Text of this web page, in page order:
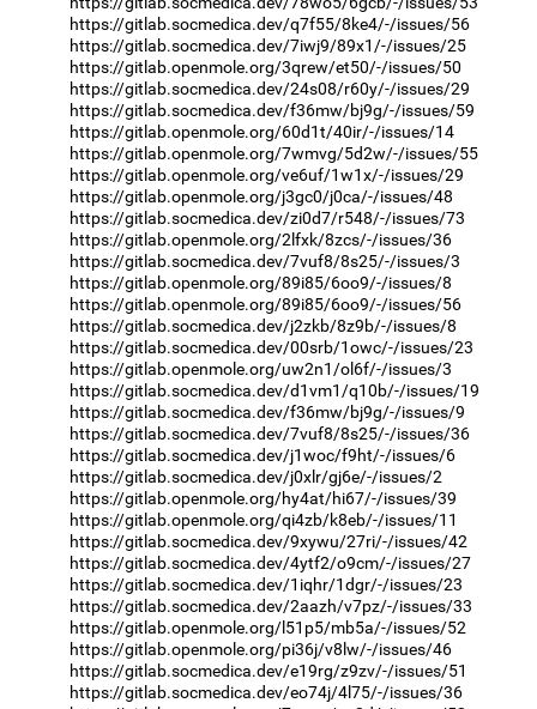
https://gitlab.socmedica.dev/q7f55/8ke4/-/issues/56
https://gitlab.socmedica.dev/7iwj9/89x1/-/issues/25
https://gitlab.openmole.org/3qrew/et50/-/issues/50
https://gitlab.socmedica.dev/24s08/r60y/-/issues/29
https://gitlab.socmedica.dev/f36mw/bj9g/-/issues/59
https://gitlab.openmole.org/60d1t/40ir/-/issues/14
https://gitlab.openmole.org/7wmvg/5d2w/-/issues/55
https://gitlab.openmole.org/ve6uf/1w1x/-/issues/29
https://gitlab.openmole.org/j3gc0/j0ca/-/issues/48
https://gitlab.socmedica.dev/zi0d7/r548/-/issues/73
https://gitlab.openmole.org/2lfxk/8zcs/-/issues/36
https://gitlab.socmedica.dev/7vuf8/8s25/-/issues/3
https://gitlab.openmole.org/89i85/6oo9/-/issues/8
https://gitlab.openmole.org/89i85/6oo9/-/issues/56
https://gitlab.socmedica.dev/j2zkb/8z9b/-/issues/8
https://gitlab.socmedica.dev/00srb/1owc/-/issues/23
https://gitlab.openmole.org/uw2n1/ol6f/-/issues/3
https://gitlab.socmedica.dev/d1vm1/q10b/-/issues/19
https://gitlab.socmedica.dev/f36mw/bj9g/-/issues/9
https://gitlab.socmedica.dev/7vuf8/8s25/-/issues/36
https://gitlab.socmedica.dev/j1woc/f9ht/-/issues/6
https://gitlab.socmedica.dev/j0xlr/gj6e/-/issues/2
https://gitlab.openmole.org/hy4at/hi67/-/issues/39
https://gitlab.openmole.org/qi4zb/k8eb/-/issues/11
https://gitlab.socmedica.dev/9xywu/27ri/-/issues/42
https://gitlab.socmedica.dev/4ytf2/o9cm/-/issues/27
https://gitlab.socmedica.dev/1iqhr/1dgr/-/issues/23
https://gitlab.socmedica.dev/2aazh/v7pz/-/issues/33
https://gitlab.openmole.org/l51p5/mb5a/-/issues/52
https://gitlab.openmole.org/pi36j/v8lw/-/issues/46
https://gitlab.socmedica.dev/e19rg/z9zv/-/issues/51
https://gitlab.socmedica.dev/eo74j/4l75/-/issues/36